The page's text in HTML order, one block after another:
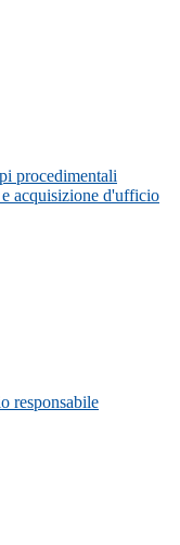
procedimentali
acquisizione d'ufficio
responsabile